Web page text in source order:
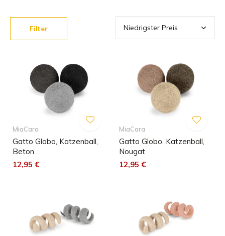
Katzenspielzeuge kommen ausschließlich von den besten
Filter
MiaCara
Gatto Globo, Katzenball,
Beton
12,95 €
MiaCara
Gatto Globo, Katzenball,
Nougat
12,95 €